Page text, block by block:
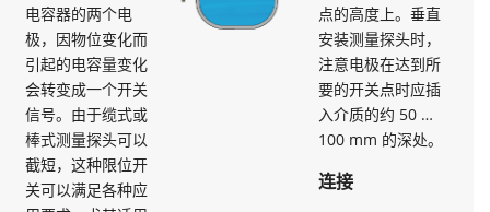
电容器的两个电
极，因物位变化而
引起的电容量变化
会转变成一个开关
信号。由于缆式或
棒式测量探头可以
截短，这种限位开
关可以满足各种应
点的高度上。垂直
安装测量探头时，
注意电极在达到所
要的开关点时应插
入介质的约 50 …
100 mm 的深处。
连接